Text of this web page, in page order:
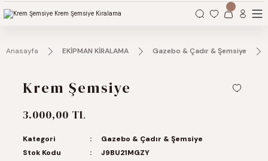
Organizasyonlarınız için tüm ihtiyaçlarınız burada.
Anasayfa EKİPMAN KİRALAMA Gazebo & Çadır & Şemsiye
Krem Şemsiye
3.000,00 TL
Kategori
Gazebo & Çadır & Şemsiye
Stok Kodu
J9BU21MGZY